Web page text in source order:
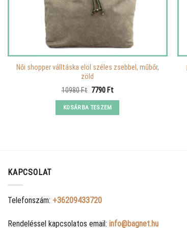
Női shopper válltáska elöl széles zsebbel, műbőr,
zöld
10980Ft Original
was:
10980 Ft.
7790 FtCurrent
KOSÁRBA TESZEM
KAPCSOLAT
Telefonszám: +36209433720
Rendeléssel kapcsolatos email: info@bagnet.hu